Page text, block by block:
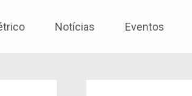
Notícias Eventos